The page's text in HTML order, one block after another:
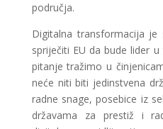
područja.
Digitalna transformacija
spriječiti EU da bude lider
pitanje tražimo u
neće niti biti jedinstvena
radne snage, posebice iz
državama za prestiž i